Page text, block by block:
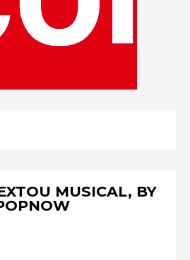
MUSICAL, BY